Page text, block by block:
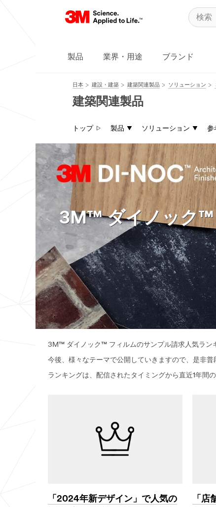
製品 業界・用途 ブランド
日本 建設・建築 建築関連製品 ソリューション
建築関連製品
トップ 製品 ソリューション 参
3M™ ダイノック™
3M™ ダイノック™ フィルムのサンプル請求人気ラン
今後、様々なテーマで公開していきますので、是非普
ランキングは、配信されたタイミングから直近1年間
「2024年新デザイン」で人気の
「店